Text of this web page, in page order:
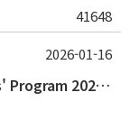
41648
(~1/22) APRU Undergraduate Leaders' Program 2026 프로그램 참가자 모집
2026-01-16